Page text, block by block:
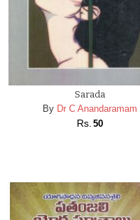
Sarada
By Dr C Anandaramam
Rs. 50